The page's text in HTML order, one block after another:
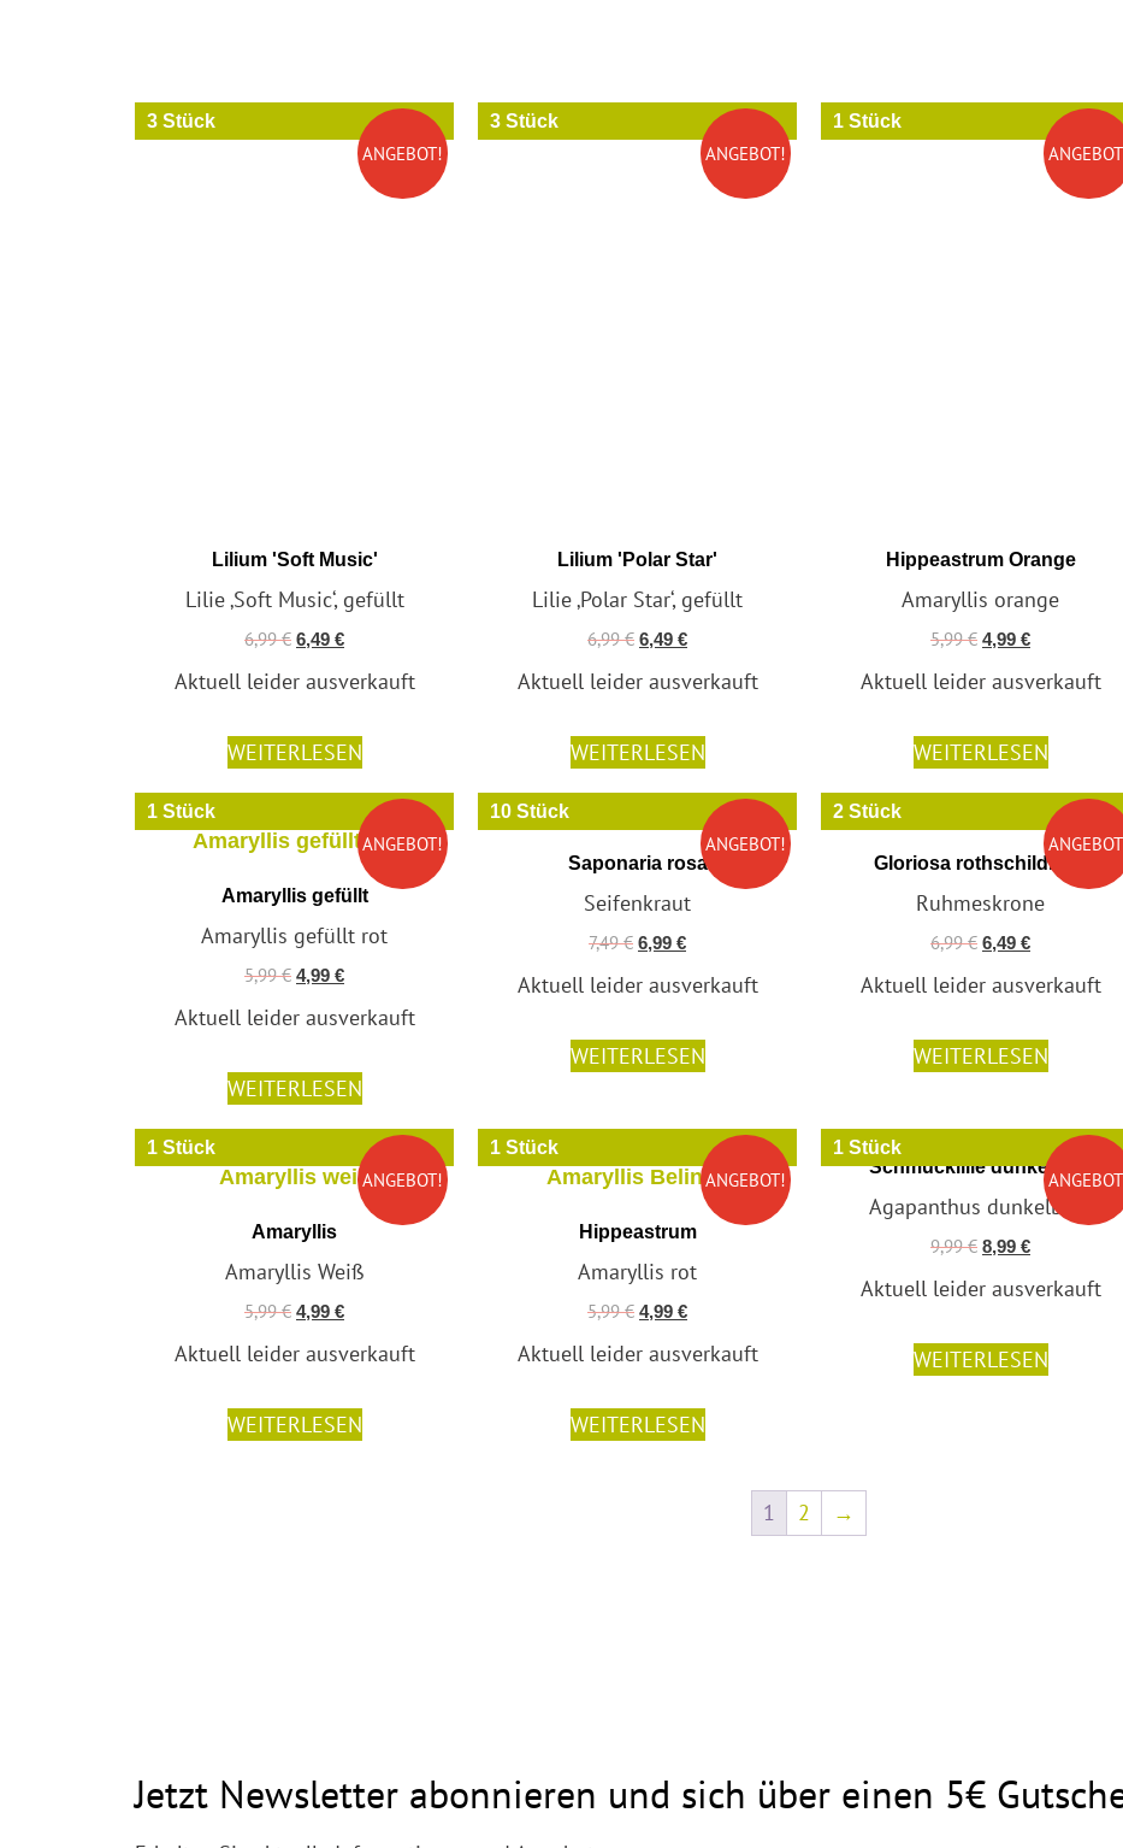
3 Stück
ANGEBOT!
Lilium 'Soft Music'
Lilie ‚Soft Music‘, gefüllt
6,99€ 6,49 €
Aktuell leider ausverkauft
WEITERLESEN
3 Stück
ANGEBOT!
Lilium 'Polar Star'
Lilie ‚Polar Star‘, gefüllt
6,99€ 6,49 €
Aktuell leider ausverkauft
WEITERLESEN
1 Stück
Hippeastrum Orange
Amaryllis orange
5,99€ 4,99 €
Aktuell leider ausverkauft
WEITERLESEN
1 Stück
ANGEBOT!
Amaryllis gefüllt
Amaryllis gefüllt rot
5,99€ 4,99 €
Aktuell leider ausverkauft
WEITERLESEN
10 Stück
ANGEBOT!
Saponaria rosa
Seifenkraut
7,49€ 6,99 €
Aktuell leider ausverkauft
WEITERLESEN
2 Stück
Gloriosa rothschildiana
Ruhmeskrone
6,99€ 6,49 €
Aktuell leider ausverkauft
WEITERLESEN
1 Stück
ANGEBOT!
Amaryllis
Amaryllis Weiß
5,99€ 4,99 €
Aktuell leider ausverkauft
WEITERLESEN
1 Stück
ANGEBOT!
Hippeastrum
Amaryllis rot
5,99€ 4,99 €
Aktuell leider ausverkauft
WEITERLESEN
1 Stück
Schmucklilie dunkelblau
Agapanthus dunkelblau
9,99€ 8,99 €
Aktuell leider ausverkauft
WEITERLESEN
1 2 →
Jetzt Newsletter abonnieren und sich über einen 5€